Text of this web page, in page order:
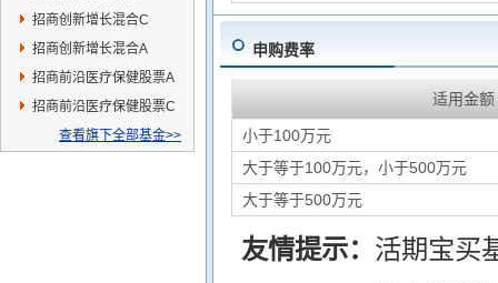
招商创新增长混合C
招商创新增长混合A
招商前沿医疗保健股票A
招商前沿医疗保健股票C
查看旗下全部基金>>
申购费率
适用金额
小于100万元
大于等于100万元，小于500万元
大于等于500万元
友情提示： 活期宝买